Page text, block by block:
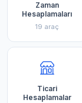
Zaman
Hesaplamaları
19 araç
Ticari
Hesaplamalar